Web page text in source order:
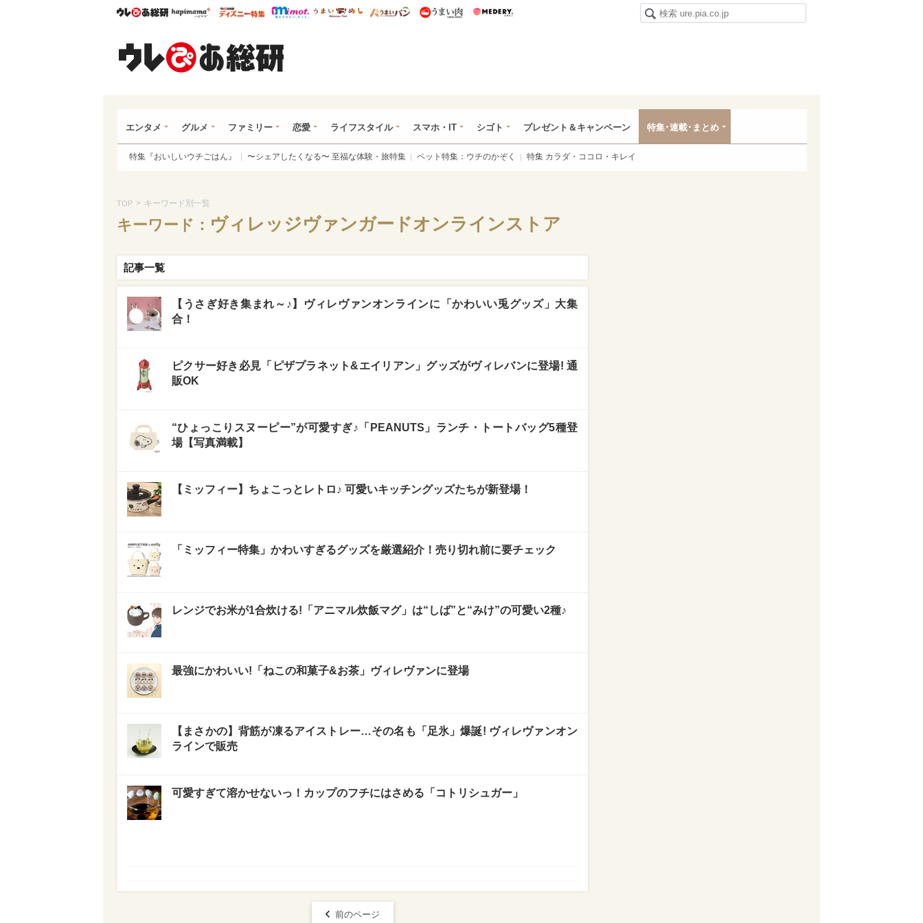
ウレぴあ総研ハピママ* ウレぴあ総研 ディズニー特集
mimot. うまいめし うまいパン うまい肉
エンタメ グルメ ファミリー 恋愛 ライフスタイル スマホ・IT シゴト プレゼント＆キャンペーン 特集･連載･まとめ
特集『おいしいウチごはん』 〜シェアしたくなる〜 至福な体験・旅特集 ペット特集：ウチのかぞく 特集 カラダ・ココロ・キレイ
TOP > キーワード別一覧
キーワード： ヴィレッジヴァンガードオンラインストア
記事一覧
【うさぎ好き集まれ～♪】ヴィレヴァンオンラインに「かわいい兎グッズ」大集
合！
ピクサー好き必見「ピザプラネット&エイリアン」グッズがヴィレバンに登場! 通
販OK
“ひょっこりスヌーピー”が可愛すぎ♪「PEANUTS」ランチ・トートバッグ5種登
場【写真満載】
【ミッフィー】ちょこっとレトロ♪ 可愛いキッチングッズたちが新登場！
「ミッフィー特集」かわいすぎるグッズを厳選紹介！売り切れ前に要チェック
レンジでお米が1合炊ける!「アニマル炊飯マグ」は“しば”と“みけ”の可愛い2種♪
最強にかわいい!「ねこの和菓子&お茶」ヴィレヴァンに登場
【まさかの】背筋が凍るアイストレー…その名も「足氷」爆誕! ヴィレヴァンオン
ラインで販売
可愛すぎて溶かせないっ！カップのフチにはさめる「コトリシュガー」
前のページ